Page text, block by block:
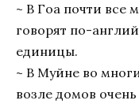
~ В Гоа почти все
говорят по-
единицы.
~ В Муйне во
возле домов